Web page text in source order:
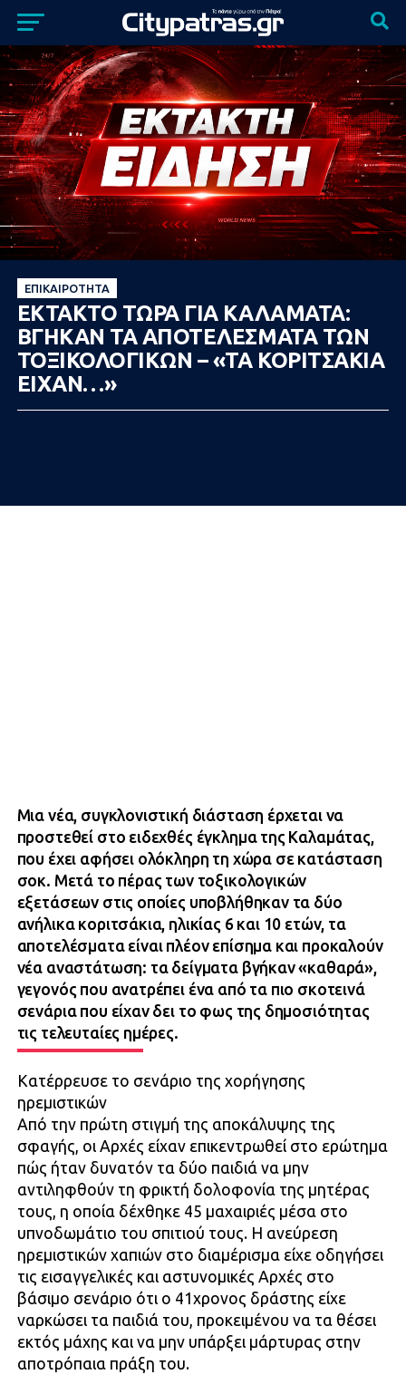
ΕΠΙΚΑΙΡΌΤΗΤΑ
ΕΚΤΑΚΤΟ ΤΩΡΑ ΓΙΑ ΚΑΛΑΜΑΤΑ:
ΒΓΗΚΑΝ ΤΑ ΑΠΟΤΕΛΕΣΜΑΤΑ ΤΩΝ
ΤΟΞΙΚΟΛΟΓΙΚΩΝ – «ΤΑ ΚΟΡΙΤΣΑΚΙΑ
ΕΙΧΑΝ…»
Μια νέα, συγκλονιστική διάσταση έρχεται να
προστεθεί στο ειδεχθές έγκλημα της Καλαμάτας,
που έχει αφήσει ολόκληρη τη χώρα σε κατάσταση
σοκ. Μετά το πέρας των τοξικολογικών
εξετάσεων στις οποίες υποβλήθηκαν τα δύο
ανήλικα κοριτσάκια, ηλικίας 6 και 10 ετών, τα
αποτελέσματα είναι πλέον επίσημα και προκαλούν
νέα αναστάτωση: τα δείγματα βγήκαν «καθαρά»,
γεγονός που ανατρέπει ένα από τα πιο σκοτεινά
σενάρια που είχαν δει το φως της δημοσιότητας
τις τελευταίες ημέρες.
Κατέρρευσε το σενάριο της χορήγησης
ηρεμιστικών
Από την πρώτη στιγμή της αποκάλυψης της
σφαγής, οι Αρχές είχαν επικεντρωθεί στο ερώτημα
πώς ήταν δυνατόν τα δύο παιδιά να μην
αντιληφθούν τη φρικτή δολοφονία της μητέρας
τους, η οποία δέχθηκε 45 μαχαιριές μέσα στο
υπνοδωμάτιο του σπιτιού τους. Η ανεύρεση
ηρεμιστικών χαπιών στο διαμέρισμα είχε οδηγήσει
τις εισαγγελικές και αστυνομικές Αρχές στο
βάσιμο σενάριο ότι ο 41χρονος δράστης είχε
ναρκώσει τα παιδιά του, προκειμένου να τα θέσει
εκτός μάχης και να μην υπάρξει μάρτυρας στην
αποτρόπαια πράξη του.